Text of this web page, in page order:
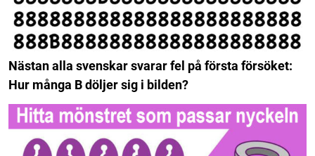
Nästan alla svenskar svarar fel på första försöket:
Hur många B döljer sig i bilden?